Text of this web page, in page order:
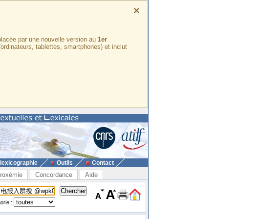
×
par une nouvelle version au 1er
tablettes, smartphones) et inclut
Outils Contact
Concordance Aide
: